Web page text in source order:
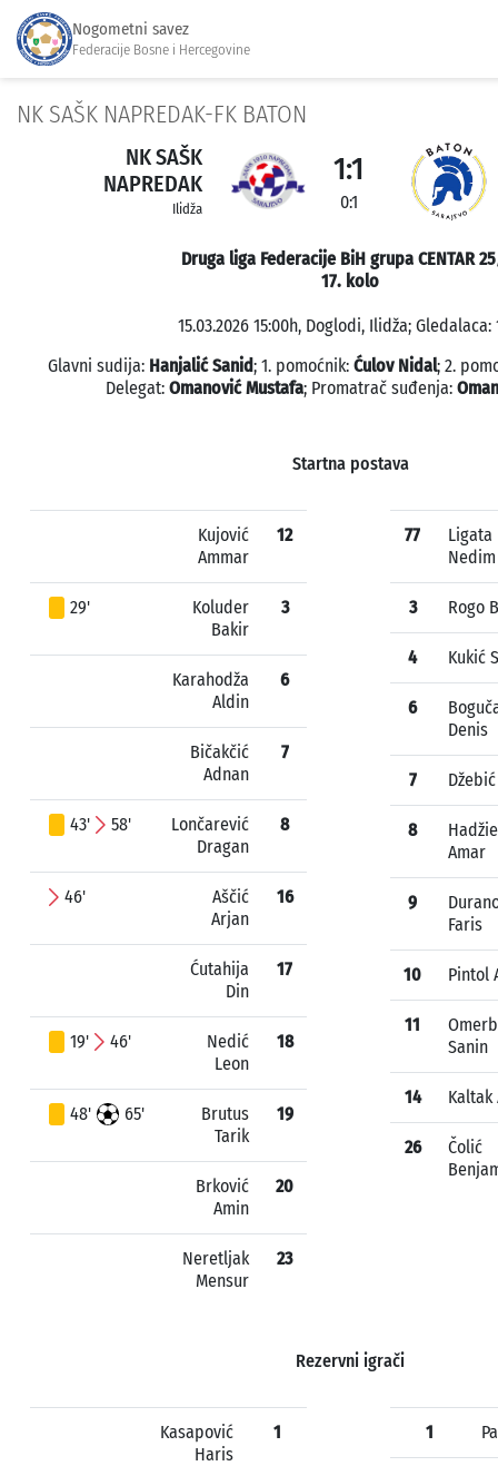
Nogometni savez
Federacije Bosne i Hercegovine
NK SAŠK NAPREDAK-FK BATON
NK SAŠK
NAPREDAK
Ilidža
1:1
0:1
Druga liga Federacije BiH grupa CENTAR
17. kolo
15.03.2026 15:00h, Doglodi, Ilidža; Gledalaca:
Glavni sudija: Hanjalić Sanid; 1. pomoćnik: Ćulov Nidal; 2.
Delegat: Omanović Mustafa; Promatrač suđenja:
Startna postava
Kujović
Ammar
12
29'
Koluder
Bakir
3
Karahodža
Aldin
6
Bičakčić
Adnan
7
43' 58'
Lončarević
Dragan
8
46'
Aščić
Arjan
16
Ćutahija
Din
17
19' 46'
Nedić
Leon
18
48' 65'
Brutus
Tarik
19
Brković
Amin
20
Neretljak
Mensur
23
77
Ligata
Nedim
3 Rogo
4 Kukić
6
Denis
7
8
Amar
9
Faris
10 Pintol
11
Sanin
14 Kaltak
26
Čolić
Rezervni igrači
Kasapović
Haris
1 1